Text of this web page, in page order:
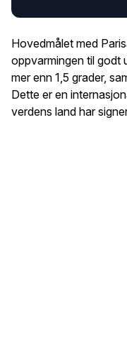
Hovedmålet med
oppvarmingen til godt
mer enn 1,5 grader,
Dette er en
verdens land har